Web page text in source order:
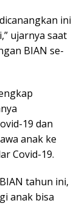
ini
ujarnya saat
BIAN se-
19 dan
anak ke
Covid-19.
tahun ini,
anak bisa